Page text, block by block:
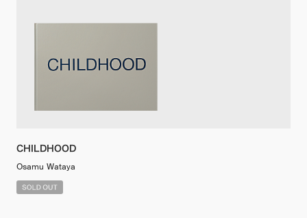
CHILDHOOD
Osamu Wataya